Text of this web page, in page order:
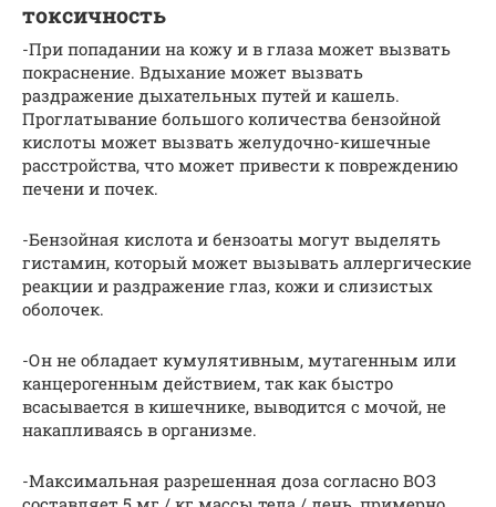
токсичность
-При попадании на кожу и в глаза может вызвать
покраснение. Вдыхание может вызвать
раздражение дыхательных путей и кашель.
Проглатывание большого количества бензойной
кислоты может вызвать желудочно-кишечные
расстройства, что может привести к повреждению
печени и почек.
-Бензойная кислота и бензоаты могут выделять
гистамин, который может вызывать аллергические
реакции и раздражение глаз, кожи и слизистых
оболочек.
-Он не обладает кумулятивным, мутагенным или
канцерогенным действием, так как быстро
всасывается в кишечнике, выводится с мочой, не
накапливаясь в организме.
-Максимальная разрешенная доза согласно ВОЗ